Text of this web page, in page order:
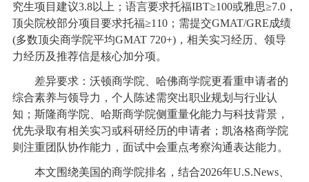
究生项目建议3.8以上；语言要求托福IBT≥100或雅思≥7.0，
顶尖院校部分项目要求托福≥110；需提交GMAT/GRE成绩
(多数顶尖商学院平均GMAT 720+)，相关实习经历、领导
力经历及推荐信是核心加分项。
差异要求：沃顿商学院、哈佛商学院更看重申请者的
综合素养与领导力，个人陈述需突出职业规划与行业认
知；斯隆商学院、哈斯商学院侧重量化能力与科技背景，
优先录取有相关实习或科研经历的申请者；凯洛格商学院
则注重团队协作能力，面试中会重点考察沟通表达能力。
本文围绕美国的商学院排名，结合2026年U.S.News、